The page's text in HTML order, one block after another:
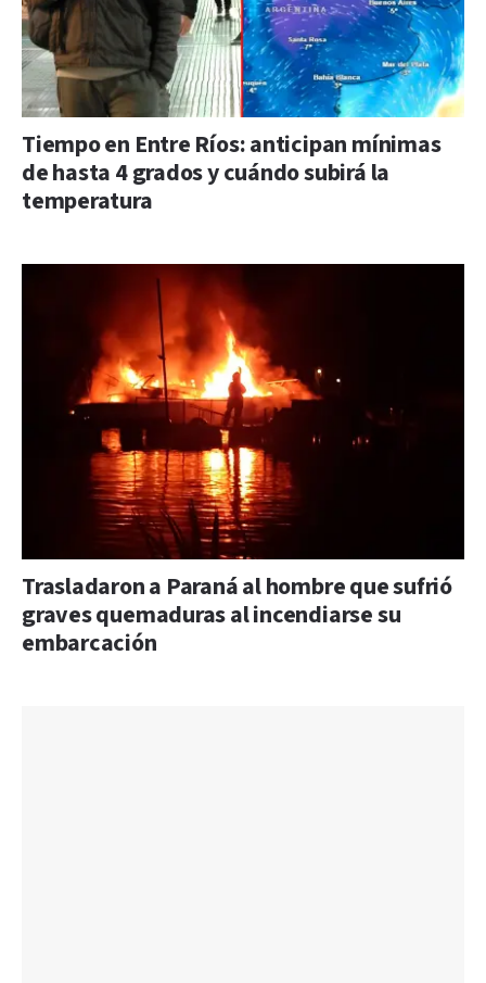
Tiempo en Entre Ríos: anticipan mínimas
de hasta 4 grados y cuándo subirá la
temperatura
Trasladaron a Paraná al hombre que sufrió
graves quemaduras al incendiarse su
embarcación